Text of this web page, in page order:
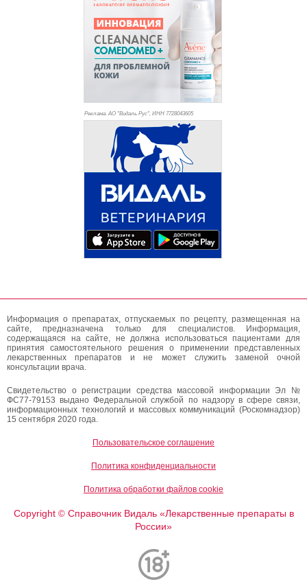
Реклама. АО "Видаль Рус", ИНН 7728043605
Информация о препаратах, отпускаемых по рецепту, размещенная на
сайте, предназначена только для специалистов. Информация,
содержащаяся на сайте, не должна использоваться пациентами для
принятия самостоятельного решения о применении представленных
лекарственных препаратов и не может служить заменой очной
консультации врача.
Свидетельство о регистрации средства массовой информации Эл №
ФС77-79153 выдано Федеральной службой по надзору в сфере связи,
информационных технологий и массовых коммуникаций (Роскомнадзор)
15 сентября 2020 года.
Пользовательское соглашение
Политика конфиденциальности
Политика обработки файлов cookie
Copyright ©Справочник Видаль «Лекарственные препараты в
России»